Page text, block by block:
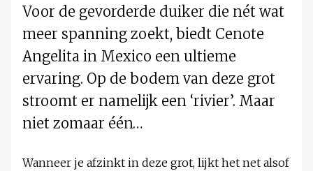
Voor de gevorderde duiker die nét wat
meer spanning zoekt, biedt Cenote
Angelita in Mexico een ultieme
ervaring. Op de bodem van deze grot
stroomt er namelijk een ‘rivier’. Maar
niet zomaar één…
Wanneer je afzinkt in deze grot, lijkt het net alsof